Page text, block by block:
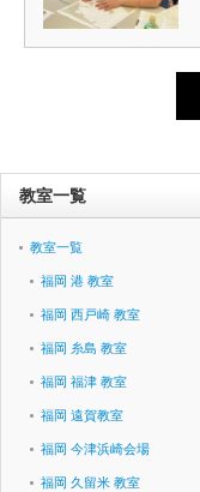
教室一覧
教室一覧
福岡 港 教室
福岡 西戸崎 教室
福岡 糸島 教室
福岡 福津 教室
福岡 遠賀教室
福岡 今津浜崎会場
福岡 久留米 教室